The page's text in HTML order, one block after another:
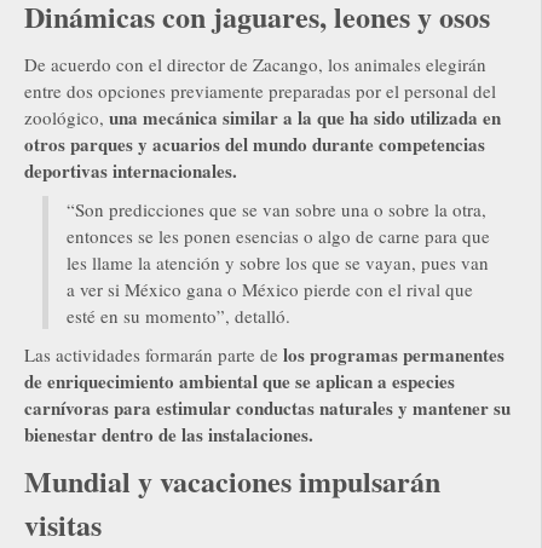
Dinámicas con jaguares, leones y osos
De acuerdo con el director de Zacango, los animales elegirán
entre dos opciones previamente preparadas por el personal del
zoológico, una mecánica similar a la que ha sido utilizada en
otros parques y acuarios del mundo durante competencias
deportivas internacionales.
“Son predicciones que se van sobre una o sobre la otra,
entonces se les ponen esencias o algo de carne para que
les llame la atención y sobre los que se vayan, pues van
a ver si México gana o México pierde con el rival que
esté en su momento”, detalló.
Las actividades formarán parte de los programas permanentes
de enriquecimiento ambiental que se aplican a especies
carnívoras para estimular conductas naturales y mantener su
bienestar dentro de las instalaciones.
Mundial y vacaciones impulsarán
visitas